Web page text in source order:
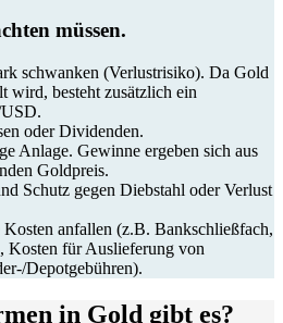
müssen.
schwanken (Verlustrisiko). Da Gold
wird, besteht zusätzlich ein
oder Dividenden.
Anlage. Gewinne ergeben sich aus
Goldpreis.
Schutz gegen Diebstahl oder Verlust
Kosten anfallen (z.B. Bankschließfach,
Kosten für Auslieferung von
Depotgebühren).
in Gold gibt es?